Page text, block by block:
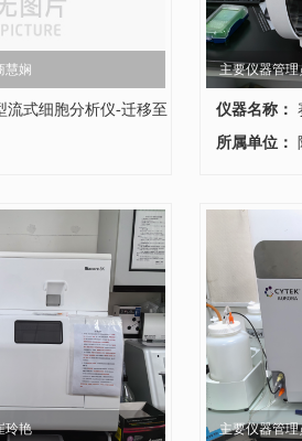
慧娴
流式细胞分析仪-迁移至
主要仪器管
仪器名称：
析仪-迁移至
所属单位：
玲艳 主要仪器管